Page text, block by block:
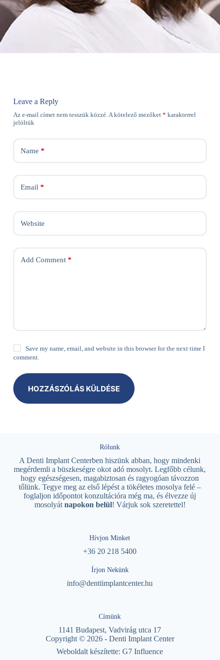
Leave a Reply
Az e-mail címet nem tesszük közzé.A kötelező mezőket * karakterrel
jelöltük
Name *
Email *
Website
Add Comment*
Save my name, email, and website in this browser for the next time I
comment.
HOZZÁSZÓLÁS KÜLDÉSE
Rólunk
A Denti Implant Centerben hiszünk abban, hogy mindenki
megérdemli a büszkeségre okot adó mosolyt. Legfőbb célunk,
hogy egészségesen, magabiztosan és ragyogóan távozzon
tőlünk. Tegye meg az első lépést a tökéletes mosolya felé –
foglaljon időpontot konzultációra még ma, és élvezze új
mosolyát napokon belül! Várjuk sok szeretettel!
Hívjon Minket
+36 20 218 5400
Írjon Nekünk
info@dentiimplantcenter.hu
Címünk
1141 Budapest, Vadvirág utca 17
Copyright © 2026 - Denti Implant Center
Weboldalt készítette:G7 Influence